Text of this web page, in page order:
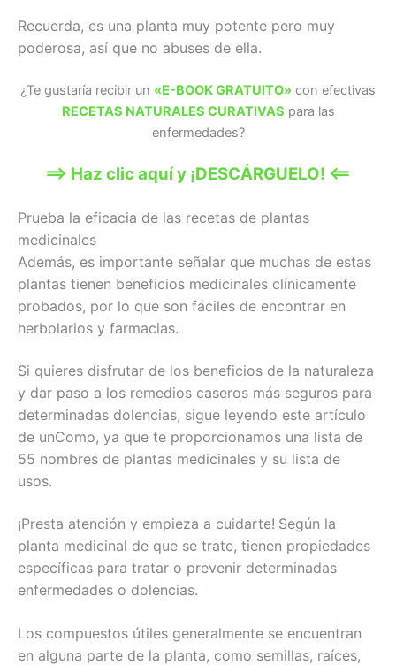
Recuerda, es una planta muy potente pero muy
poderosa, así que no abuses de ella.
¿Te gustaría recibir un «E-BOOK GRATUITO» con efectivas
RECETAS NATURALES CURATIVAS para las
enfermedades?
==> Haz clic aquí y ¡DESCÁRGUELO! <==
Prueba la eficacia de las recetas de plantas
medicinales
Además, es importante señalar que muchas de estas
plantas tienen beneficios medicinales clínicamente
probados, por lo que son fáciles de encontrar en
herbolarios y farmacias.
Si quieres disfrutar de los beneficios de la naturaleza
y dar paso a los remedios caseros más seguros para
determinadas dolencias, sigue leyendo este artículo
de unComo, ya que te proporcionamos una lista de
55 nombres de plantas medicinales y su lista de
usos.
¡Presta atención y empieza a cuidarte! Según la
planta medicinal de que se trate, tienen propiedades
específicas para tratar o prevenir determinadas
enfermedades o dolencias.
Los compuestos útiles generalmente se encuentran
en alguna parte de la planta, como semillas, raíces,